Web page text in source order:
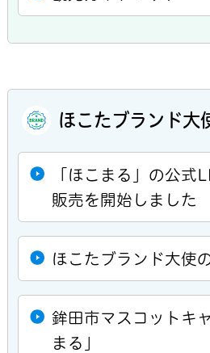
ほこたブランド大
「ほこまる」の公式
販売を開始しました
ほこたブランド大使
鉾田市マスコットキ
まる」